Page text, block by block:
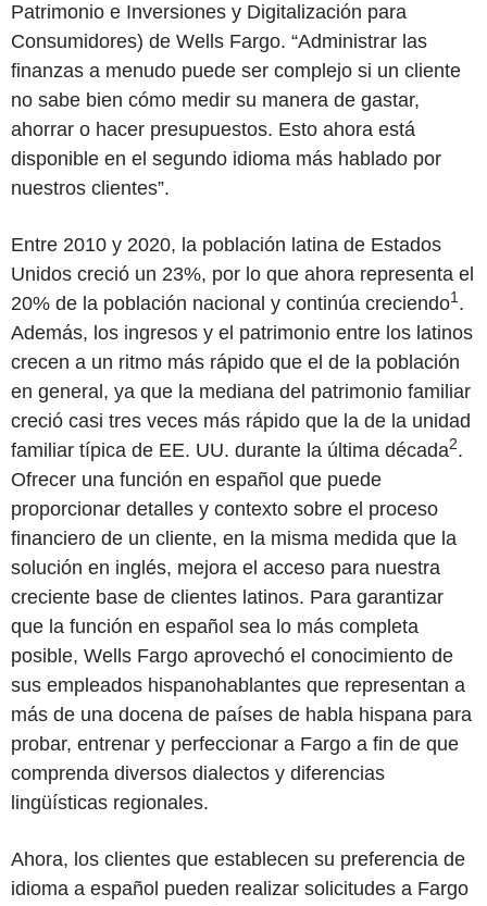
Patrimonio e Inversiones y Digitalización para
Consumidores) de Wells Fargo. “Administrar las
finanzas a menudo puede ser complejo si un cliente
no sabe bien cómo medir su manera de gastar,
ahorrar o hacer presupuestos. Esto ahora está
disponible en el segundo idioma más hablado por
nuestros clientes”.
Entre 2010 y 2020, la población latina de Estados
Unidos creció un 23%, por lo que ahora representa el
20% de la población nacional y continúa creciendo1.
Además, los ingresos y el patrimonio entre los latinos
crecen a un ritmo más rápido que el de la población
en general, ya que la mediana del patrimonio familiar
creció casi tres veces más rápido que la de la unidad
familiar típica de EE. UU. durante la última década2.
Ofrecer una función en español que puede
proporcionar detalles y contexto sobre el proceso
financiero de un cliente, en la misma medida que la
solución en inglés, mejora el acceso para nuestra
creciente base de clientes latinos. Para garantizar
que la función en español sea lo más completa
posible, Wells Fargo aprovechó el conocimiento de
sus empleados hispanohablantes que representan a
más de una docena de países de habla hispana para
probar, entrenar y perfeccionar a Fargo a fin de que
comprenda diversos dialectos y diferencias
lingüísticas regionales.
Ahora, los clientes que establecen su preferencia de
idioma a español pueden realizar solicitudes a Fargo